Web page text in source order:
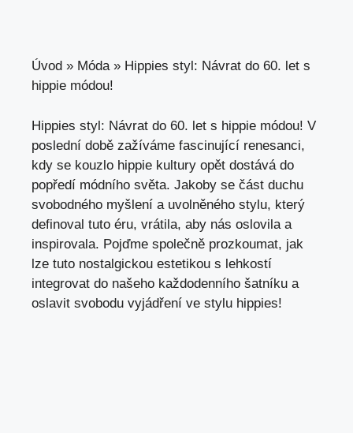
Úvod » Móda» Hippies styl: Návrat do 60. let s
hippie módou!
Hippies styl: Návrat ​do 60. let s hippie módou! V
poslední době zažíváme fascinující renesanci, ​
kdy se ‌kouzlo ‍hippie kultury opět ​dostává do
popředí módního⁣ světa. Jakoby se část duchu
svobodného myšlení⁣ a ‌uvolněného stylu, který
‍definoval tuto éru, vrátila,⁤ aby nás oslovila a
inspirovala. Pojďme společně prozkoumat, jak
lze tuto nostalgickou ‍estetikou s lehkostí
integrovat ‍do našeho každodenního šatníku a
⁢oslavit svobodu ‍vyjádření ⁣ve stylu ‍hippies!